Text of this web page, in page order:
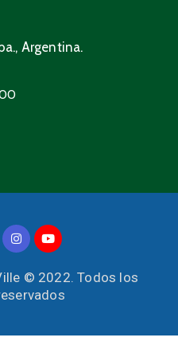
Argentina.
© 2022. Todos los